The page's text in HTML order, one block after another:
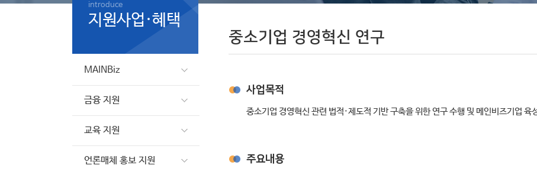
introduce
지원사업·혜택
MAINBiz
금융 지원
교육 지원
언론매체 홍보 지원
중소기업 경영혁신 연구
사업목적
중소기업 경영혁신 관련 법적·제도적 기반 구축을 위한 연구 수행 및 메인비즈기업 육
주요내용